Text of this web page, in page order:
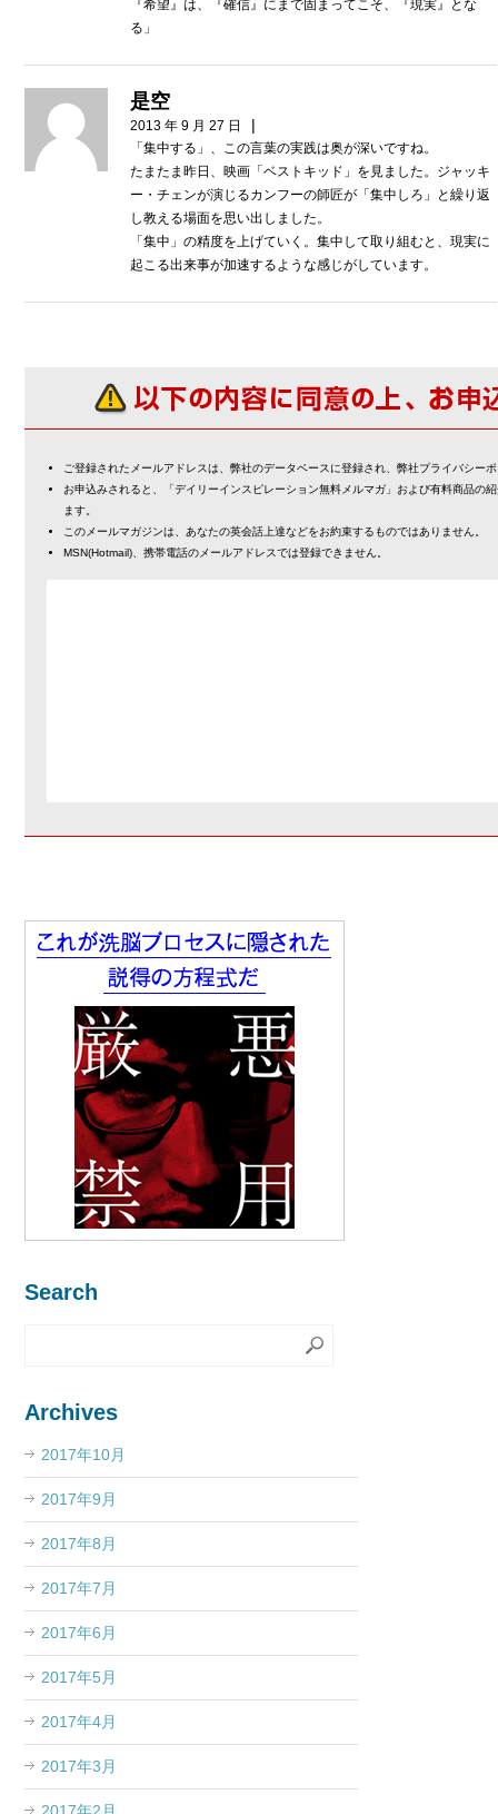
『希望』は、『確信』にまで固まってこそ、『現実』とな
る」
是空
2013 年 9 月 27 日 |
「集中する」、この言葉の実践は奥が深いですね。
たまたま昨日、映画「ベストキッド」を見ました。ジャッキ
ー・チェンが演じるカンフーの師匠が「集中しろ」と繰り返
し教える場面を思い出しました。
「集中」の精度を上げていく。集中して取り組むと、現実に
起こる出来事が加速するような感じがしています。
ご登録されたメールアドレスは、弊社のデータベースに登録され、弊社プライバシー
お申込みされると、「デイリーインスピレーション無料メルマガ」および有料商品の
ます。
このメールマガジンは、あなたの英会話上達などをお約束するものではありません。
MSN(Hotmail)、携帯電話のメールアドレスでは登録できません。
Search
Archives
2017年10月
2017年9月
2017年8月
2017年7月
2017年6月
2017年5月
2017年4月
2017年3月